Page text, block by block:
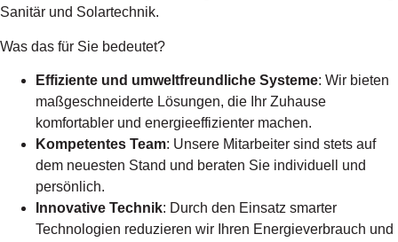
Sanitär und Solartechnik.
Was das für Sie bedeutet?
Effiziente und umweltfreundliche Systeme: Wir bieten
maßgeschneiderte Lösungen, die Ihr Zuhause
komfortabler und energieeffizienter machen.
Kompetentes Team: Unsere Mitarbeiter sind stets auf
dem neuesten Stand und beraten Sie individuell und
persönlich.
Innovative Technik: Durch den Einsatz smarter
Technologien reduzieren wir Ihren Energieverbrauch und